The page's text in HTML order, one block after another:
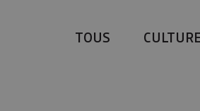
TOUS CULTURE